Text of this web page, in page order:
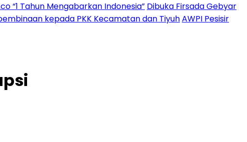
“1 Tahun Mengabarkan Indonesia” Dibuka Firsada Gebyar
kepada PKK Kecamatan dan TiyuhAWPI Pesisir